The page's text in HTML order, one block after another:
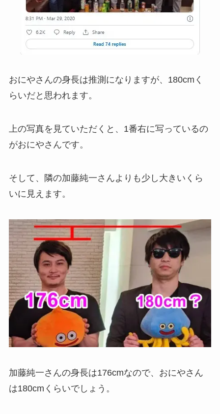
おにやさんの身長は推測になりますが、180cmく
らいだと思われます。
上の写真を見ていただくと、1番右に写っているの
がおにやさんです。
そして、隣の加藤純一さんよりも少し大きいくら
いに見えます。
加藤純一さんの身長は176cmなので、おにやさん
は180cmくらいでしょう。